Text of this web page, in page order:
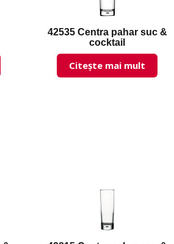
42535 Centra pahar suc &
cocktail
Citește mai mult